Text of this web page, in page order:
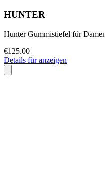
HUNTER
Hunter Gummistiefel für
€125.00
Details für anzeigen